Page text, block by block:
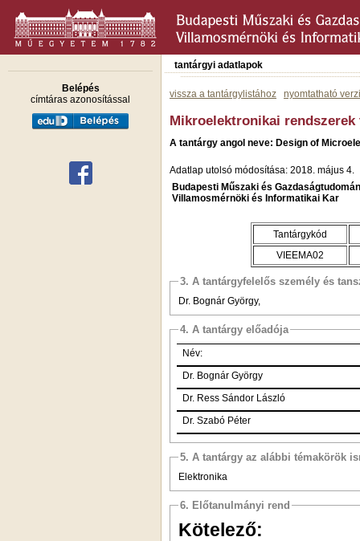
Belépés
címtáras azonosítással
tantárgyi adatlapok
vissza a tantárgylistához nyomtatható
Mikroelektronikai rendszerek
A tantárgy angol neve: Design of
Adatlap utolsó módosítása: 2018. május 4.
Budapesti Műszaki és
Villamosmérnöki és Informatikai Kar
Tantárgykód
VIEEMA02
3. A tantárgyfelelős személy és
Dr. Bognár György,
4. A tantárgy előadója
Név:
Dr. Bognár György
Dr. Ress Sándor László
Dr. Szabó Péter
5. A tantárgy az alábbi témakörök
Elektronika
6. Előtanulmányi rend
Kötelező: